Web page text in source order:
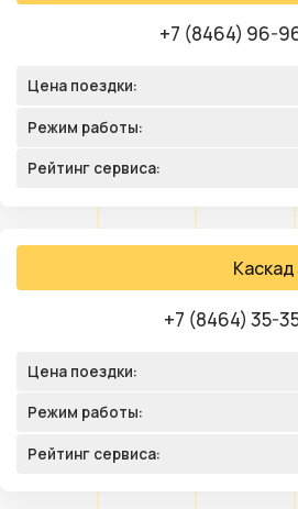
+7 (8464) 96-
Цена поездки:
Режим работы:
Рейтинг сервиса:
Каскад
+7 (8464) 35-
Цена поездки:
Режим работы:
Рейтинг сервиса: